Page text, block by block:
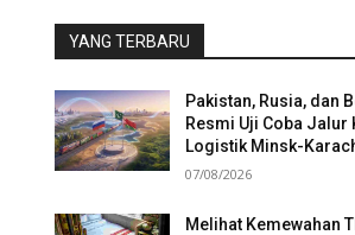
YANG TERBARU
Pakistan, Rusia, dan
Resmi Uji Coba Jalur
Logistik Minsk-
07/08/2026
Melihat Kemewahan